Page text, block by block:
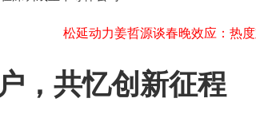
，共忆创新征程